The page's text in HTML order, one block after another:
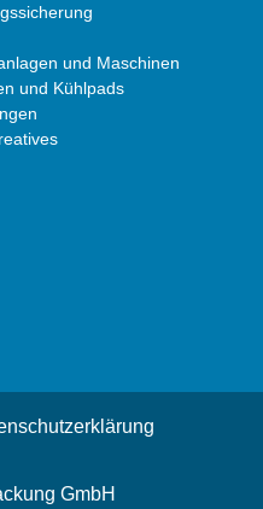
und Maschinen
und Kühlpads
GmbH